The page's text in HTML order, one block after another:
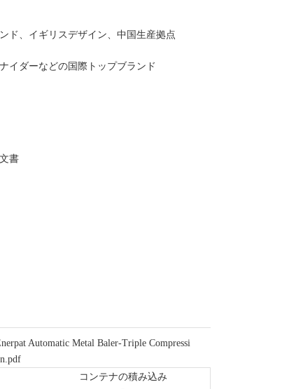
ド、イギリスデザイン、中国生産拠点
イダーなどの国際トップブランド
書
Automatic Metal Baler-Triple Compressi
コンテナの積み込み